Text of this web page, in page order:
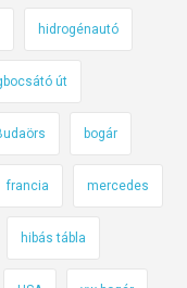
hidrogénautó
út
bogár
francia mercedes
hibás tábla